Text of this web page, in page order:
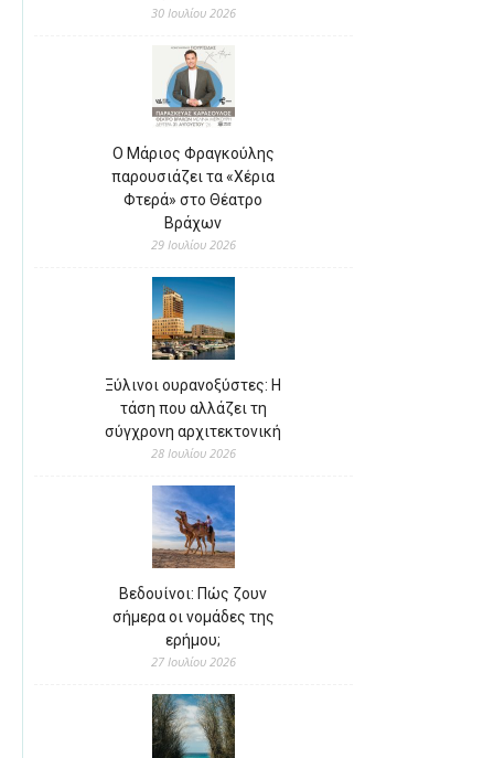
30 Ιουλίου 2026
Ο Μάριος Φραγκούλης
παρουσιάζει τα «Χέρια
Φτερά» στο Θέατρο
Βράχων
29 Ιουλίου 2026
Ξύλινοι ουρανοξύστες: Η
τάση που αλλάζει τη
σύγχρονη αρχιτεκτονική
28 Ιουλίου 2026
Βεδουίνοι: Πώς ζουν
σήμερα οι νομάδες της
ερήμου;
27 Ιουλίου 2026